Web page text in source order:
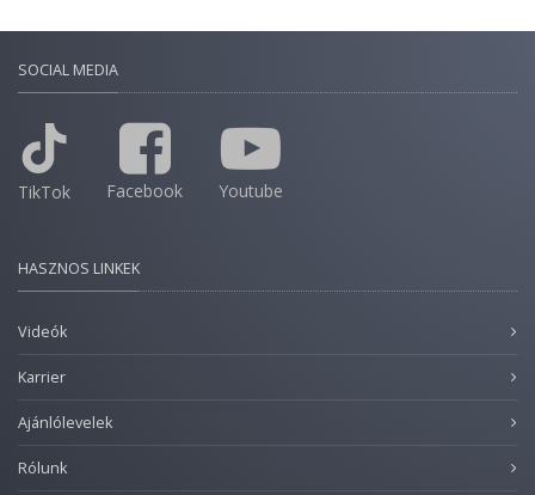
SOCIAL MEDIA
TikTok Facebook Youtube
HASZNOS LINKEK
Videók
Karrier
Ajánlólevelek
Rólunk